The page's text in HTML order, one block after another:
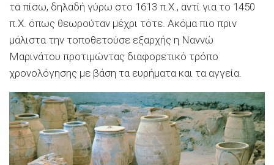
τα πίσω, δηλαδή γύρω στο 1613 π.Χ., αντί για το 1450
π.Χ. όπως θεωρούταν μέχρι τότε. Ακόμα πιο πριν
μάλιστα την τοποθετούσε εξαρχής η Ναννώ
Μαρινάτου προτιμώντας διαφορετικό τρόπο
χρονολόγησης με βάση τα ευρήματα και τα αγγεία.